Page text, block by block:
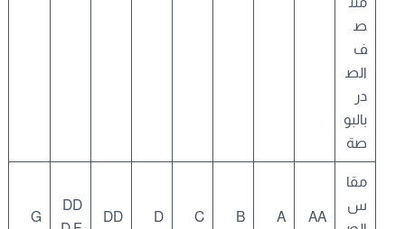
ص
ف
الص
در
بالبو
صة
مقا
س
AA
A
B
C
D
DD
DD
G